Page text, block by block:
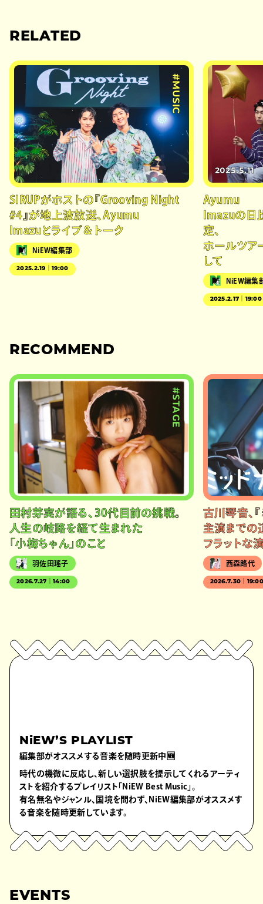
RELATED
#MUSIC
SIRUPがホストの『Grooving Night
#4』が地上波放送、Ayumu
Imazuとライブ＆トーク
NiEW編集部
2025.2.19｜19:00
2025.5.11
Ayumu
Imazuの日
定、
ホールツア
して
NiEW編集
2025.2.17｜19:00
RECOMMEND
#STAGE
田村芽実が語る、30代目前の挑戦。
人生の岐路を経て生まれた
「小梅ちゃん」のこと
羽佐田瑤子
2026.7.27｜14:00
古川琴音、
主演までの
フラットな
西森路代
2026.7.30｜
NiEW’S PLAYLIST
編集部がオススメする音楽を随時更新中🆕
時代の機微に反応し、新しい選択肢を提示してくれるアーティ
ストを紹介するプレイリスト「NiEW Best Music」。
有名無名やジャンル、国境を問わず、NiEW編集部がオススメす
る音楽を随時更新しています。
EVENTS